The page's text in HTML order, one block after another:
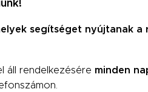
segítséget nyújtanak a
áll rendelkezésére minden